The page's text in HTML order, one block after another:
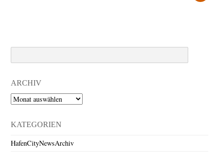
ARCHIV
Archiv
KATEGORIEN
HafenCityNewsArchiv